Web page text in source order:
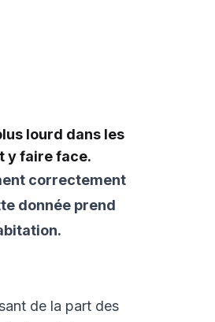
lourd dans les
y faire face.
correctement
donnée prend
de la part des